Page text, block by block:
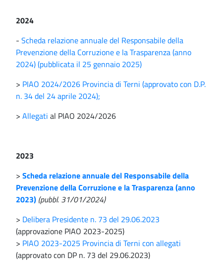
2024
- Scheda relazione annuale del Responsabile della
Prevenzione della Corruzione e la Trasparenza (anno
2024) (pubblicata il 25 gennaio 2025)
> PIAO 2024/2026 Provincia di Terni (approvato con D.P.
n. 34 del 24 aprile 2024);
> Allegati al PIAO 2024/2026
2023
> Scheda relazione annuale del Responsabile della
Prevenzione della Corruzione e la Trasparenza (anno
2023) (pubbl. 31/01/2024)
> Delibera Presidente n. 73 del 29.06.2023
(approvazione PIAO 2023-2025)
> PIAO 2023-2025 Provincia di Terni con allegati
(approvato con DP n. 73 del 29.06.2023)